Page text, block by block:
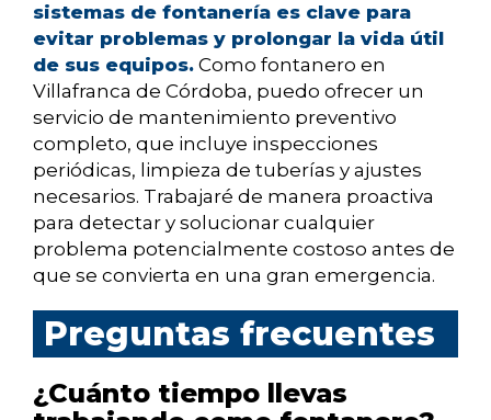
sistemas de fontanería es clave para
evitar problemas y prolongar la vida útil
de sus equipos. Como fontanero en
Villafranca de Córdoba, puedo ofrecer un
servicio de mantenimiento preventivo
completo, que incluye inspecciones
periódicas, limpieza de tuberías y ajustes
necesarios. Trabajaré de manera proactiva
para detectar y solucionar cualquier
problema potencialmente costoso antes de
que se convierta en una gran emergencia.
Preguntas frecuentes
¿Cuánto tiempo llevas